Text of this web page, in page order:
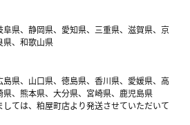
県、静岡県、愛知県、三重県、滋賀県、京
県、和歌山県
県、山口県、徳島県、香川県、愛媛県、高
、熊本県、大分県、宮崎県、鹿児島県
ては、粕屋町店より発送させていただいて